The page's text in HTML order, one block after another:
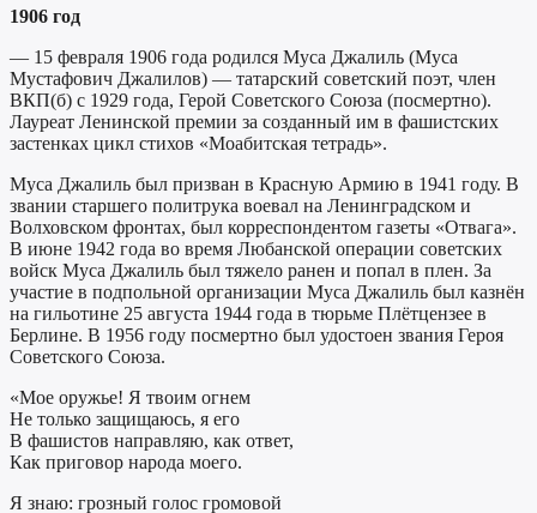
1906 год
— 15 февраля 1906 года родился Муса Джалиль (Муса
Мустафович Джалилов) — татарский советский поэт, член
ВКП(б) с 1929 года, Герой Советского Союза (посмертно).
Лауреат Ленинской премии за созданный им в фашистских
застенках цикл стихов «Моабитская тетрадь».
Муса Джалиль был призван в Красную Армию в 1941 году. В
звании старшего политрука воевал на Ленинградском и
Волховском фронтах, был корреспондентом газеты «Отвага».
В июне 1942 года во время Любанской операции советских
войск Муса Джалиль был тяжело ранен и попал в плен. За
участие в подпольной организации Муса Джалиль был казнён
на гильотине 25 августа 1944 года в тюрьме Плётцензее в
Берлине. В 1956 году посмертно был удостоен звания Героя
Советского Союза.
«Мое оружье! Я твоим огнем
Не только защищаюсь, я его
В фашистов направляю, как ответ,
Как приговор народа моего.
Я знаю: грозный голос громовой